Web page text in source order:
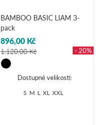
BAMBOO BASIC LIAM 3-
pack
896,00 Kč
1.120,00 Kč - 20%
Dostupné velikosti:
S M L XL XXL